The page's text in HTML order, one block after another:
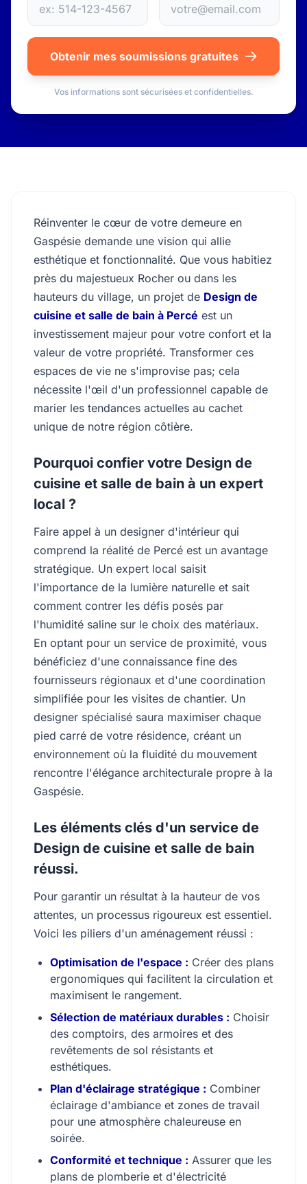
Obtenir mes soumissions gratuites
Vos informations sont sécurisées et confidentielles.
Réinventer le cœur de votre demeure en
Gaspésie demande une vision qui allie
esthétique et fonctionnalité. Que vous habitiez
près du majestueux Rocher ou dans les
hauteurs du village, un projet de Design de
cuisine et salle de bain à Percé est un
investissement majeur pour votre confort et la
valeur de votre propriété. Transformer ces
espaces de vie ne s'improvise pas; cela
nécessite l'œil d'un professionnel capable de
marier les tendances actuelles au cachet
unique de notre région côtière.
Pourquoi confier votre Design de
cuisine et salle de bain à un expert
local ?
Faire appel à un designer d'intérieur qui
comprend la réalité de Percé est un avantage
stratégique. Un expert local saisit
l'importance de la lumière naturelle et sait
comment contrer les défis posés par
l'humidité saline sur le choix des matériaux.
En optant pour un service de proximité, vous
bénéficiez d'une connaissance fine des
fournisseurs régionaux et d'une coordination
simplifiée pour les visites de chantier. Un
designer spécialisé saura maximiser chaque
pied carré de votre résidence, créant un
environnement où la fluidité du mouvement
rencontre l'élégance architecturale propre à la
Gaspésie.
Les éléments clés d'un service de
Design de cuisine et salle de bain
réussi.
Pour garantir un résultat à la hauteur de vos
attentes, un processus rigoureux est essentiel.
Voici les piliers d'un aménagement réussi :
Optimisation de l'espace : Créer des plans
ergonomiques qui facilitent la circulation et
maximisent le rangement.
Sélection de matériaux durables : Choisir
des comptoirs, des armoires et des
revêtements de sol résistants et
esthétiques.
Plan d'éclairage stratégique : Combiner
éclairage d'ambiance et zones de travail
pour une atmosphère chaleureuse en
soirée.
Conformité et technique : Assurer que les
plans de plomberie et d'électricité